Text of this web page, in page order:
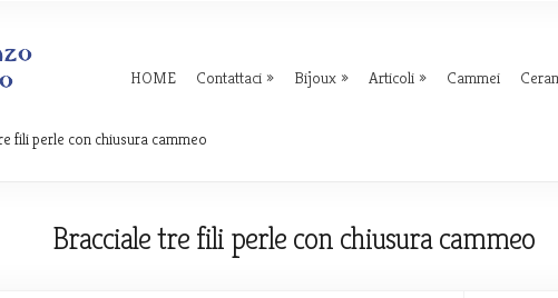
HOME Contattaci Bijoux Articoli Cammei
fili perle con chiusura cammeo
Bracciale tre fili perle con chiusura cammeo